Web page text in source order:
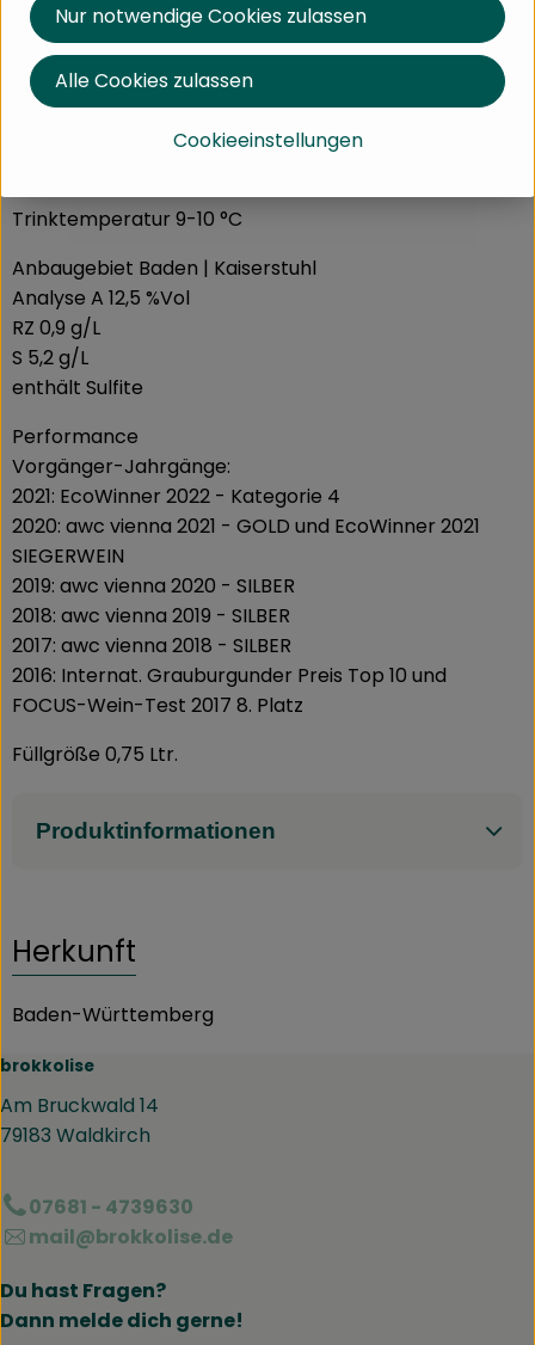
Boden Dunkler, toniger Lössboden mit deutlicher
Vulkanprägung
Sorte Grauburgunder
Geschmack trocken
Trinkempfehlung Exzellenter Wein zu vielfältigen
Trinktemperatur 9-10 °C
Anbaugebiet Baden | Kaiserstuhl
Analyse A 12,5 %Vol
RZ 0,9 g/L
S 5,2 g/L
enthält Sulfite
Performance
Vorgänger-Jahrgänge:
2021: EcoWinner 2022 - Kategorie 4
2020: awc vienna 2021 - GOLD und EcoWinner 2021
SIEGERWEIN
2019: awc vienna 2020 - SILBER
2018: awc vienna 2019 - SILBER
2017: awc vienna 2018 - SILBER
2016: Internat. Grauburgunder Preis Top 10 und
FOCUS-Wein-Test 2017 8. Platz
Füllgröße 0,75 Ltr.
Produktinformationen
Herkunft
Baden-Württemberg
brokkolise
Am Bruckwald 14
79183 Waldkirch
07681 - 4739630
mail@brokkolise.de
Du hast Fragen?
Dann melde dich gerne!
Cookieeinstellungen
Nur notwendige Cookies zulassen
Alle Cookies zulassen